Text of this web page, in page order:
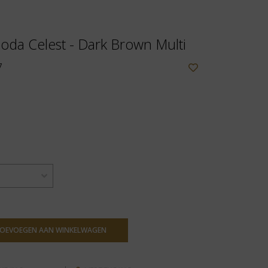
Celest - Dark Brown Multi
AAN WINKELWAGEN